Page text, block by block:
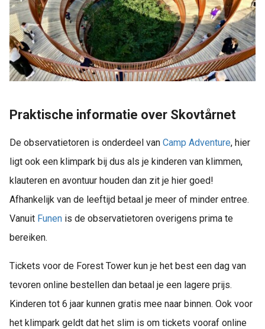
Praktische informatie over Skovtårnet
De observatietoren is onderdeel van Camp Adventure, hier
ligt ook een klimpark bij dus als je kinderen van klimmen,
klauteren en avontuur houden dan zit je hier goed!
Afhankelijk van de leeftijd betaal je meer of minder entree.
Vanuit Funen is de observatietoren overigens prima te
bereiken.
Tickets voor de Forest Tower kun je het best een dag van
tevoren online bestellen dan betaal je een lagere prijs.
Kinderen tot 6 jaar kunnen gratis mee naar binnen. Ook voor
het klimpark geldt dat het slim is om tickets vooraf online